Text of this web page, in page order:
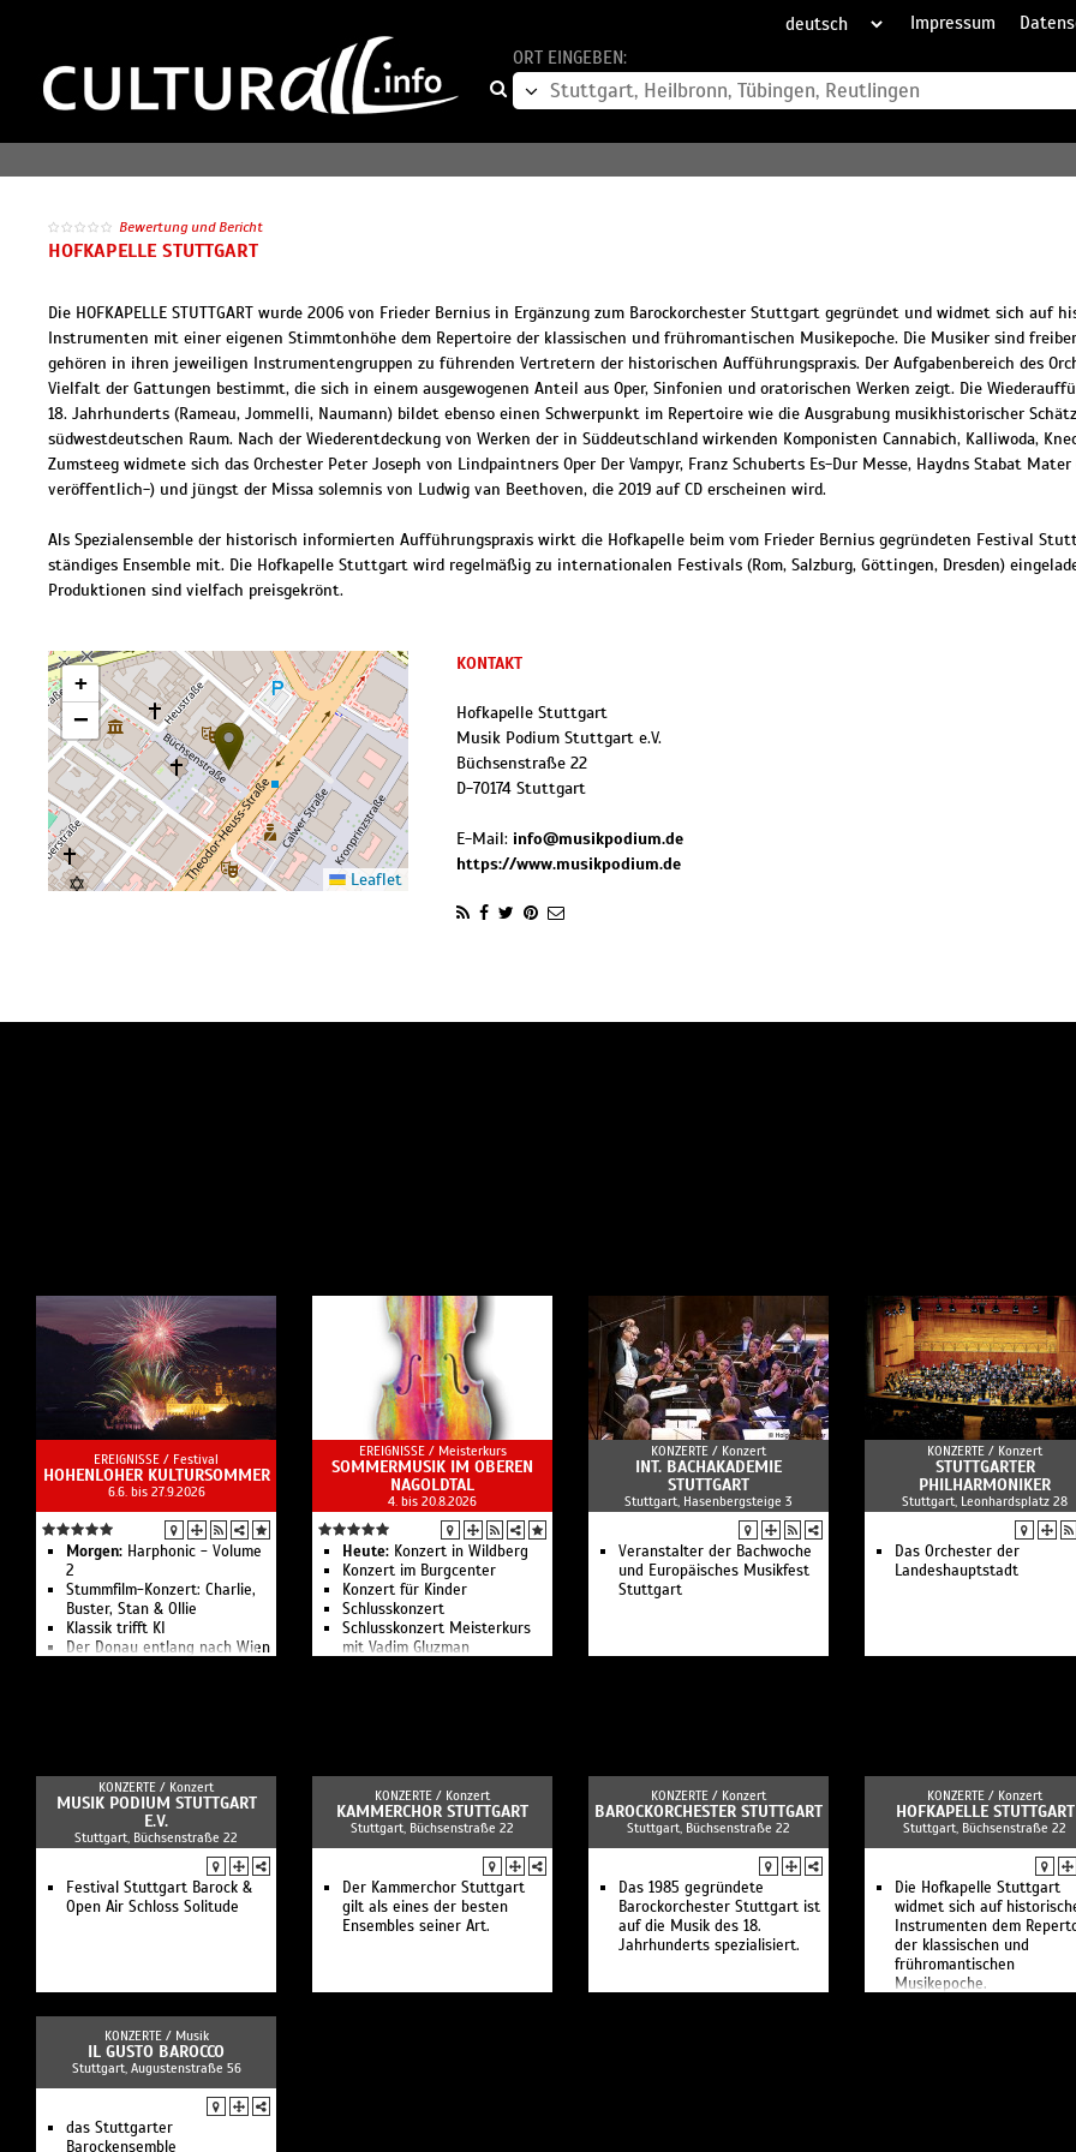
Impressum
ORT EINGEBEN:
Bewertung und Bericht
HOFKAPELLE STUTTGART
Die HOFKAPELLE STUTTGART wurde 2006 von Frieder Bernius in Ergänzung zum Barockorchester Stuttgart gegründet und widmet sich auf
Instrumenten mit einer eigenen Stimmtonhöhe dem Repertoire der klassischen und frühromantischen Musikepoche. Die Musiker sind
gehören in ihren jeweiligen Instrumentengruppen zu führenden Vertretern der historischen Aufführungspraxis. Der Aufgabenbereich des
Vielfalt der Gattungen bestimmt, die sich in einem ausgewogenen Anteil aus Oper, Sinfonien und oratorischen Werken zeigt. Die
18. Jahrhunderts (Rameau, Jommelli, Naumann) bildet ebenso einen Schwerpunkt im Repertoire wie die Ausgrabung musikhistorischer
südwestdeutschen Raum. Nach der Wiederentdeckung von Werken der in Süddeutschland wirkenden Komponisten Cannabich, Kalliwoda,
Zumsteeg widmete sich das Orchester Peter Joseph von Lindpaintners Oper Der Vampyr, Franz Schuberts Es-Dur Messe, Haydns Stabat
veröffentlich-) und jüngst der Missa solemnis von Ludwig van Beethoven, die 2019 auf CD erscheinen wird.
Als Spezialensemble der historisch informierten Aufführungspraxis wirkt die Hofkapelle beim vom Frieder Bernius gegründeten Festival
ständiges Ensemble mit. Die Hofkapelle Stuttgart wird regelmäßig zu internationalen Festivals (Rom, Salzburg, Göttingen, Dresden)
Produktionen sind vielfach preisgekrönt.
+
−
Leaflet
KONTAKT
Hofkapelle Stuttgart
Musik Podium Stuttgart e.V.
Büchsenstraße 22
D-70174 Stuttgart
E-Mail: info@musikpodium.de
https://www.musikpodium.de
EREIGNISSE / Festival
HOHENLOHER KULTURSOMMER
6.6. bis 27.9.2026
Morgen: Harphonic - Volume
2
Stummfilm-Konzert: Charlie,
Buster, Stan & Ollie
Klassik trifft KI
Der Donau entlang nach Wien
Wurzeln und Wege
Wir & Jetzt
Farbwechsel - Bach und
Enescu
Der Atem des Raga - Musik &
Kulinarik aus Indien
Meisterliches Finale
Vitamin Pe - Das
Sizilien
3 On The Bund - Hausnummer
Nordwinde - Tuba und Orgel
Spurensuche - Ungarischer
Bolero
Prinz-Constantin-Konzert
Wach auf, meins Herzens
EREIGNISSE / Meisterkurs
SOMMERMUSIK IM OBEREN
NAGOLDTAL
4. bis 20.8.2026
Heute: Konzert in Wildberg
Konzert im Burgcenter
Konzert für Kinder
Schlusskonzert
Schlusskonzert Meisterkurs
mit Vadim Gluzman
KONZERTE / Konzert
INT. BACHAKADEMIE
STUTTGART
Stuttgart, Hasenbergsteige 3
Veranstalter der Bachwoche
und Europäisches Musikfest
Stuttgart
KONZERTE / Konzert
STUTTGARTER
PHILHARMONIKER
Stuttgart, Leonhardsplatz 28
Das Orchester der
Landeshauptstadt
KONZERTE / Konzert
MUSIK PODIUM STUTTGART
E.V.
Stuttgart, Büchsenstraße 22
Festival Stuttgart Barock &
Open Air Schloss Solitude
KONZERTE / Konzert
KAMMERCHOR STUTTGART
Stuttgart, Büchsenstraße 22
Der Kammerchor Stuttgart
gilt als eines der besten
Ensembles seiner Art.
KONZERTE / Konzert
BAROCKORCHESTER STUTTGART
Stuttgart, Büchsenstraße 22
Das 1985 gegründete
Barockorchester Stuttgart ist
auf die Musik des 18.
Jahrhunderts spezialisiert.
KONZERTE / Konzert
HOFKAPELLE STUTTGART
Stuttgart, Büchsenstraße 22
Die Hofkapelle Stuttgart
widmet sich auf
Instrumenten dem
der klassischen und
frühromantischen
Musikepoche.
KONZERTE / Musik
IL GUSTO BAROCCO
Stuttgart, Augustenstraße 56
das Stuttgarter
Barockensemble